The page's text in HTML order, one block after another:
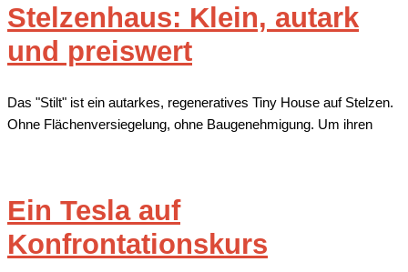
Stelzenhaus: Klein, autark
und preiswert
Das "Stilt" ist ein autarkes, regeneratives Tiny House auf Stelzen.
Ohne Flächenversiegelung, ohne Baugenehmigung. Um ihren
Ein Tesla auf
Konfrontationskurs